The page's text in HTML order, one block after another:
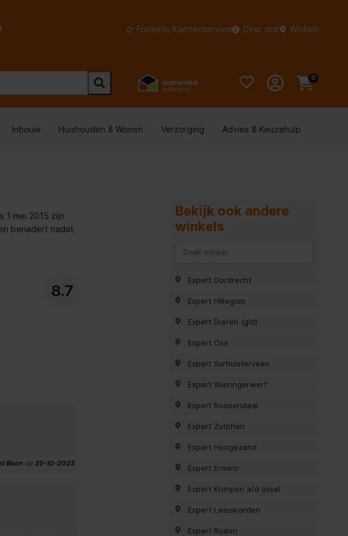
Folder Klantenservice Over ons Winkels
0
Inbouw Huishouden & Wonen Verzorging Advies & Keuzehulp
1 mei 2015 zijn
benadert nadat
8.7
Boon op 25-10-2023
Bekijk ook andere
winkels
Expert Dordrecht
Expert Hillegom
Expert Dieren (gld)
Expert Oss
Expert Surhuisterveen
Expert Wieringerwerf
Expert Roosendaal
Expert Zutphen
Expert Hoogezand
Expert Ermelo
Expert Krimpen a/d Ijssel
Expert Leeuwarden
Expert Roden